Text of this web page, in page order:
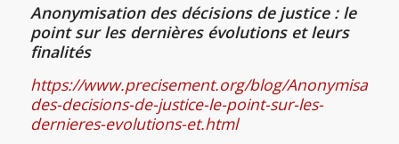
Anonymisation des décisions de justice : le
point sur les dernières évolutions et leurs
finalités
https://www.precisement.org/blog/
des-decisions-de-justice-le-point-sur-les-
dernieres-evolutions-et.html